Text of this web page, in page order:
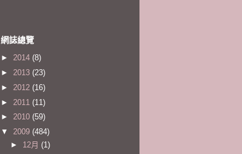
網誌總覽
► 2014 (8)
► 2013 (23)
► 2012 (16)
► 2011 (11)
► 2010 (59)
▼ 2009 (484)
► 12月 (1)